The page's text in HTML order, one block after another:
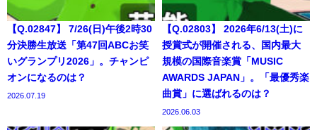
【Q.02847】 7/26(日)午後2時30
分決勝生放送「第47回ABCお笑
いグランプリ2026」。チャンピ
オンになるのは？
2026.07.19
【Q.02803】 2026年6/13(土)に
授賞式が開催される、国内最大
規模の国際音楽賞「MUSIC
AWARDS JAPAN」。「最優秀楽
曲賞」に選ばれるのは？
2026.06.03